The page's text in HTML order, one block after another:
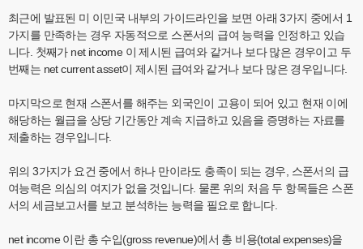
최근에 발표된 미 이민국 내부의 가이드라인을 보면 아래 3가지 중에서 1
가지를 만족하는 경우 자동적으로 스폰서의 급여 능력을 인정하고 있습
니다. 첫째가 net income 이 제시된 급여와 같거나 보다 많은 경우이고 두
번째는 net current asset이 제시된 급여와 같거나 보다 많은 경우입니다.
마지막으로 현재 스폰서를 해주는 외국인이 고용이 되어 있고 현재 이에
해당하는 월급을 상당 기간동안 계속 지급하고 있음을 증명하는 자료를
제출하는 경우입니다.
위의 3가지가 요건 중에서 하나 만이라도 충족이 되는 경우, 스폰서의 급
여능력은 의심의 여지가 없을 것입니다. 물론 위의 처음 두 항목들은 스폰
서의 세금보고서를 보고 분석하는 능력을 필요로 합니다.
net income 이란 총 수입(gross revenue)에서 총 비용(total expenses)을